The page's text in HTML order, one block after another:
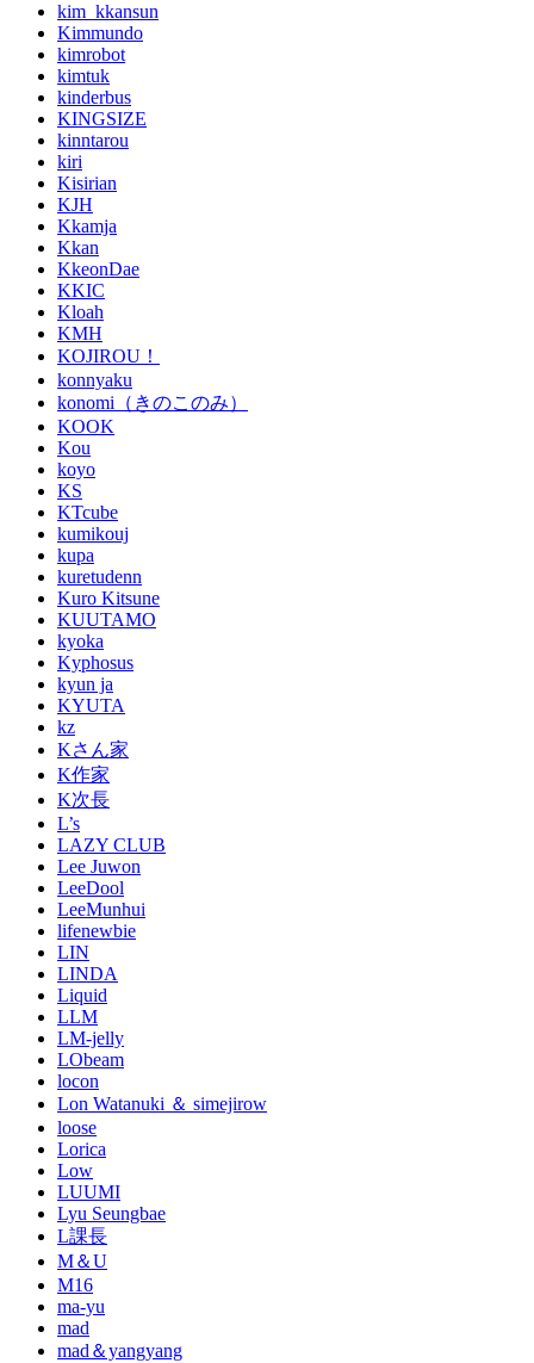
kim_kkansun
Kimmundo
kimrobot
kimtuk
kinderbus
KINGSIZE
kinntarou
kiri
Kisirian
KJH
Kkamja
Kkan
KkeonDae
KKIC
Kloah
KMH
KOJIROU！
konnyaku
konomi（きのこのみ）
KOOK
Kou
koyo
KS
KTcube
kumikouj
kupa
kuretudenn
Kuro Kitsune
KUUTAMO
kyoka
Kyphosus
kyun ja
KYUTA
kz
Kさん家
K作家
K次長
L’s
LAZY CLUB
Lee Juwon
LeeDool
LeeMunhui
lifenewbie
LIN
LINDA
Liquid
LLM
LM-jelly
LObeam
locon
Lon Watanuki ＆ simejirow
loose
Lorica
Low
LUUMI
Lyu Seungbae
L課長
M＆U
M16
ma-yu
mad
mad＆yangyang